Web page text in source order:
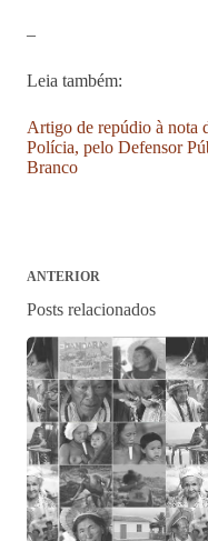
–
Leia também:
Artigo de repúdio à nota
Polícia, pelo Defensor
Branco
ANTERIOR
Posts relacionados